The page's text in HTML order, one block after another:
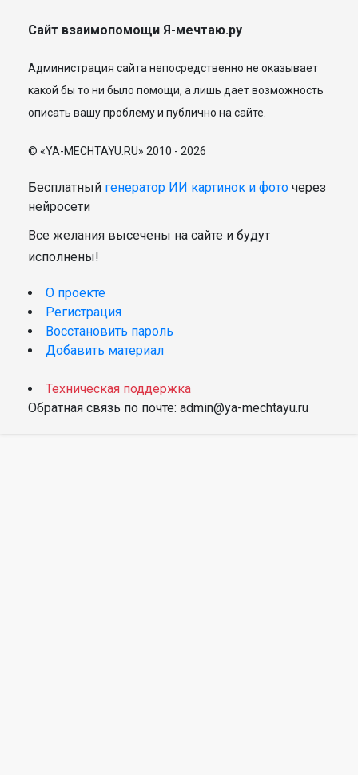
Сайт взаимопомощи Я-мечтаю.ру
Администрация сайта непосредственно не оказывает
какой бы то ни было помощи, а лишь дает возможность
описать вашу проблему и публично на сайте.
© «YA-MECHTAYU.RU» 2010 - 2026
Бесплатный генератор ИИ картинок и фото через
нейросети
Все желания высечены на сайте и будут
исполнены!
О проекте
Регистрация
Восстановить пароль
Добавить материал
Техническая поддержка
Обратная связь по почте: admin@ya-mechtayu.ru